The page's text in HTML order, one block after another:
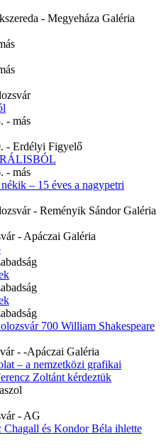
- Megyeháza Galéria
- más
- Erdélyi Figyelő
- más
– 15 éves a nagypetri
- Reményik Sándor Galéria
- Apáczai Galéria
700 William Shakespeare
- -Apáczai Galéria
– a nemzetközi grafikai
Zoltánt kérdeztük
- AG
Chagall és Kondor Béla ihlette